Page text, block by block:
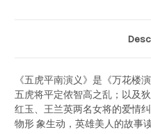
《五虎平南演义》是《万花楼
五虎将平定侬智高之乱；以及
红玉、王兰英两名女将的爱情
物形 象生动，英雄美人的故事